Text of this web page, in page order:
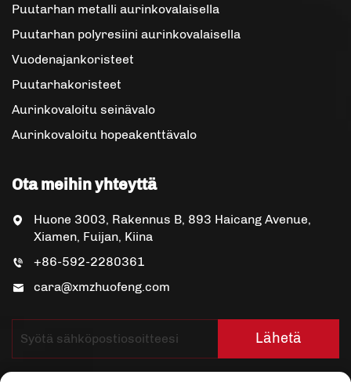
Puutarhan metalli aurinkovalaisella
Puutarhan polyresiini aurinkovalaisella
Vuodenajankoristeet
Puutarhakoristeet
Aurinkovaloitu seinävalo
Aurinkovaloitu hopeakenttävalo
Ota meihin yhteyttä
Huone 3003, Rakennus B, 893 Haicang Avenue,
Xiamen, Fuijan, Kiina
+86-592-2280361
cara@xmzhuofeng.com
Lähetä